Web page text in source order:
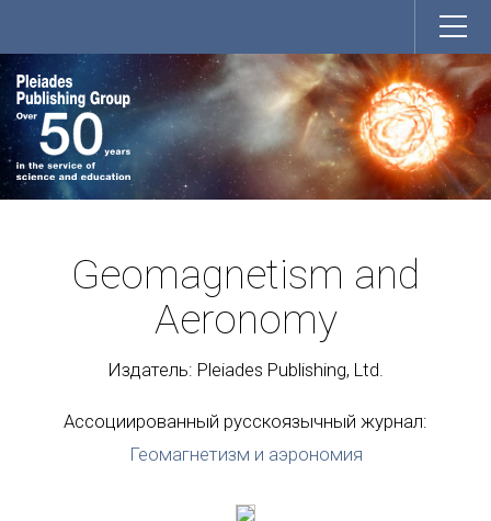
Geomagnetism and
Aeronomy
Издатель: Pleiades Publishing, Ltd.
Ассоциированный русскоязычный журнал:
Геомагнетизм и аэрономия